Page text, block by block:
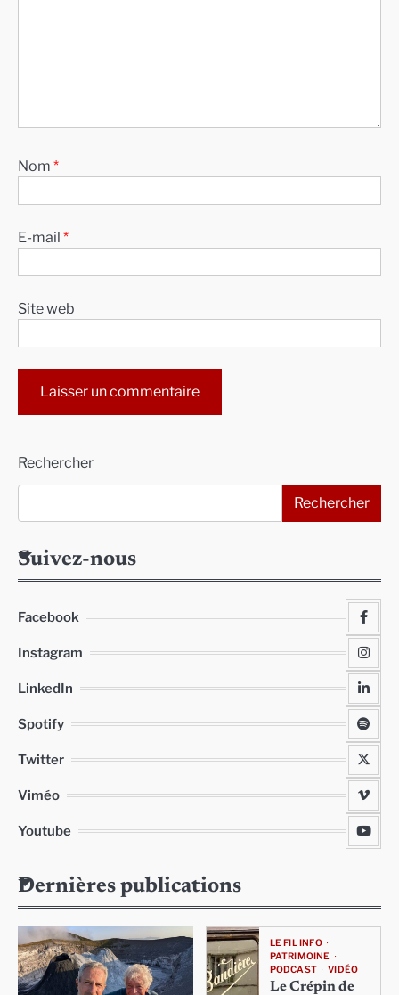
Nom *
E-mail *
Site web
Rechercher
Rechercher
Suivez-nous
Facebook
Instagram
LinkedIn
Spotify
Twitter
Viméo
Youtube
Dernières publications
LE FIL INFO
PATRIMOINE
PODCAST
VIDÉO
Le Crépin de